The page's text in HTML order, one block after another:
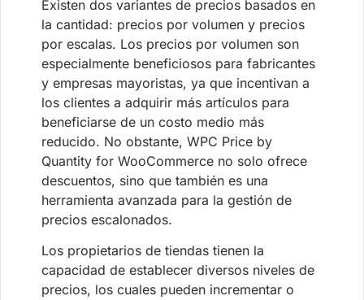
Existen dos variantes de precios basados en
la cantidad: precios por volumen y precios
por escalas. Los precios por volumen son
especialmente beneficiosos para fabricantes
y empresas mayoristas, ya que incentivan a
los clientes a adquirir más artículos para
beneficiarse de un costo medio más
reducido. No obstante, WPC Price by
Quantity for WooCommerce no solo ofrece
descuentos, sino que también es una
herramienta avanzada para la gestión de
precios escalonados.
Los propietarios de tiendas tienen la
capacidad de establecer diversos niveles de
precios, los cuales pueden incrementar o